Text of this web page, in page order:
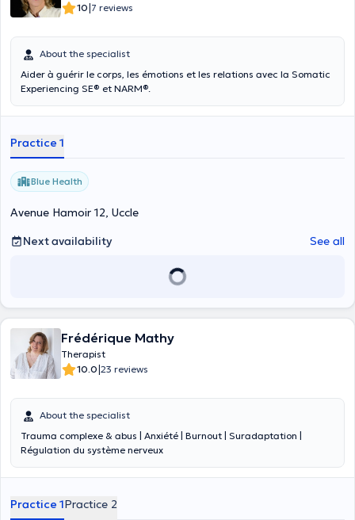
10|7 reviews
About the specialist
Aider à guérir le corps, les émotions et les relations avec la Somatic
Experiencing SE® et NARM®.
Practice 1
Blue Health
Avenue Hamoir 12, Uccle
Next availability
See all
Frédérique Mathy
Therapist
10.0|23 reviews
About the specialist
Trauma complexe & abus | Anxiété | Burnout | Suradaptation |
Régulation du système nerveux
Practice 1Practice 2